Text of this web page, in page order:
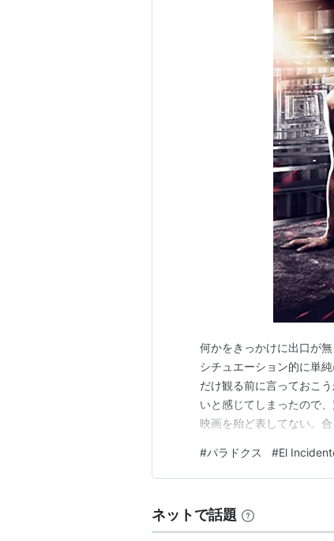
何かをきっかけに出口が
シチュエーション的に単
だけ観る前に言っておこ
いと感じてしまったので
映画を殆ど表してない。
ン 主演： Magda
ンド…
#パラドクス #El
ネットで話題